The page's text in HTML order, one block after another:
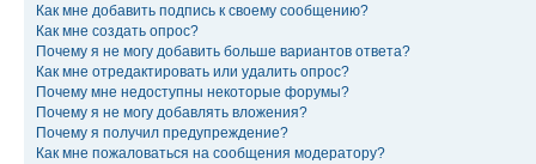
Как мне добавить подпись к своему сообщению?
Как мне создать опрос?
Почему я не могу добавить больше вариантов ответа?
Как мне отредактировать или удалить опрос?
Почему мне недоступны некоторые форумы?
Почему я не могу добавлять вложения?
Почему я получил предупреждение?
Как мне пожаловаться на сообщения модератору?